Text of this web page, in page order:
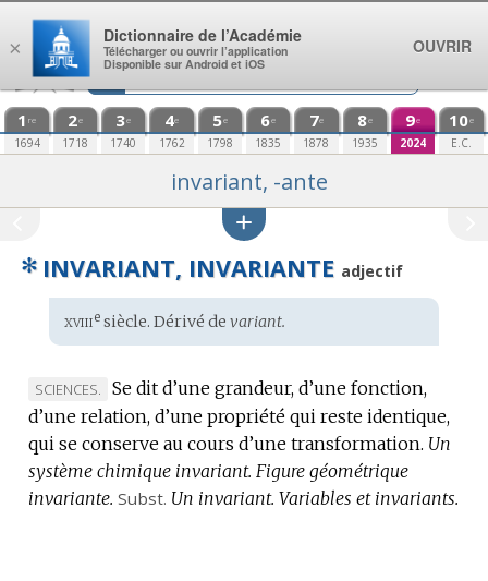
Aller au contenu
1 re
1694
2e
1718
3e
1740
4e
1762
5e
1798
6e
1835
7e
1878
8e
1935
9e
2024
10e
E.C.
invariant, -ante
✻ INVARIANT, INVARIANTE adjectif
Étymologie
:
xviiiesiècle. Dérivé de variant.
MARQUE
DE
DOMAINE
:
SCIENCES.
Se dit d’une grandeur, d’une fonction,
d’une relation, d’une propriété qui reste identique,
qui se conserve au cours d’une transformation. Un
système chimique invariant. Figure géométrique
invariante. Subst. Un invariant. Variables et invariants.
×
Dictionnaire de l’Académie
Télécharger ou ouvrir l’application
Disponible sur Android et iOS
OUVRIR